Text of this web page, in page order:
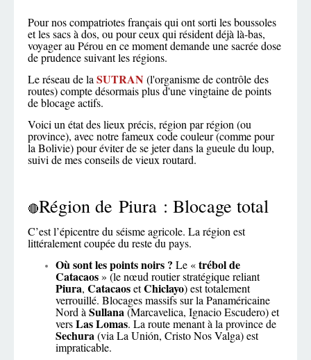
Pour nos compatriotes français qui ont sorti les boussoles
et les sacs à dos, ou pour ceux qui résident déjà là-bas,
voyager au Pérou en ce moment demande une sacrée dose
de prudence suivant les régions.
Le réseau de laSUTRAN (l'organisme de contrôle des
routes) compte désormais plus d'une vingtaine de points
de blocage actifs.
Voici un état des lieux précis, région par région (ou
province), avec notre fameux code couleur (comme pour
la Bolivie) pour éviter de se jeter dans la gueule du loup,
suivi de mes conseils de vieux routard.
🔴Région de Piura : Blocage total
C’est l’épicentre du séisme agricole. La région est
littéralement coupée du reste du pays.
Où sont les points noirs ? Le «trébol de
Catacaos» (le nœud routier stratégique reliant
Piura, CatacaosetChiclayo) est totalement
verrouillé. Blocages massifs sur la Panaméricaine
Nord àSullana(Marcavelica, Ignacio Escudero) et
versLas Lomas. La route menant à la province de
Sechura(via La Unión, Cristo Nos Valga) est
impraticable.